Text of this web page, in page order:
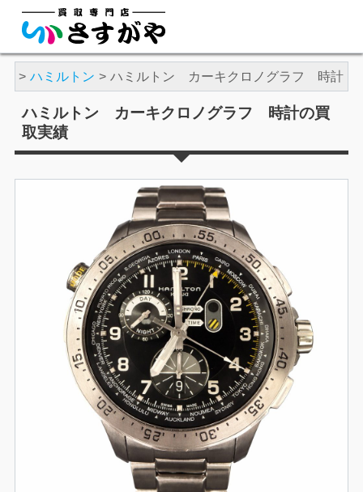
ハミルトン ハミルトン カーキクロノグラフ 時計
ハミルトン カーキクロノグラフ 時計の買
取実績